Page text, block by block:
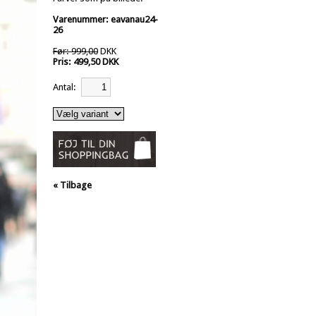
Varenummer: eavanau24-
26
Før: 999,00DKK
Pris: 499,50 DKK
Antal:
« Tilbage